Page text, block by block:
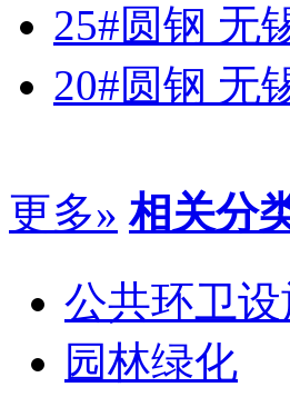
25#圆钢 无
20#圆钢 无
更多» 相关分
公共环卫设
园林绿化